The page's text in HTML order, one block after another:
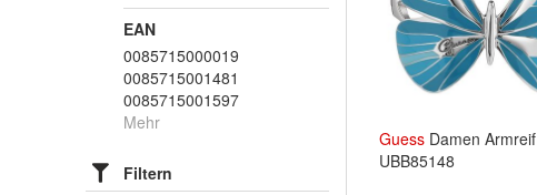
EAN
0085715000019
0085715001481
0085715001597
Mehr
Filtern
Guess Damen Armreif
UBB85148